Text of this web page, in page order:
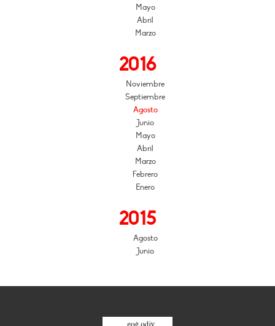
Mayo
Abril
Marzo
2016
Noviembre
Septiembre
Agosto
Junio
Mayo
Abril
Marzo
Febrero
Enero
2015
Agosto
Junio